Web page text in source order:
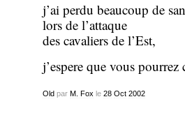
j’ai perdu beaucoup de
lors de l’attaque
des cavaliers de l’Est,
j’espere que vous
Old par M. Fox le 28 Oct 2002